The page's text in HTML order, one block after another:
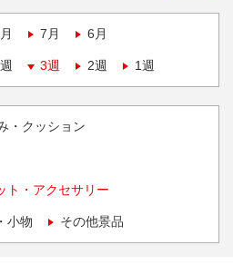
7月 6月
3週 2週 1週
・クッション
ト・アクセサリー
小物 その他景品